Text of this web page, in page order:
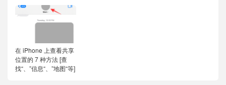
在 iPhone 上查看共享
位置的 7 种方法 [查
找“、”信息“、”地图“等]